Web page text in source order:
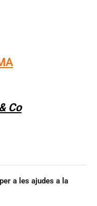
Co
a les ajudes a la